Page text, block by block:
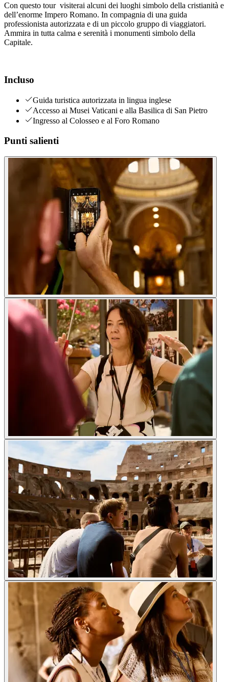
Con questo tour visiterai alcuni dei luoghi simbolo della cristianità e
dell’enorme Impero Romano. In compagnia di una guida
professionista autorizzata e di un piccolo gruppo di viaggiatori.
Ammira in tutta calma e serenità i monumenti simbolo della
Capitale.
Incluso
Guida turistica autorizzata in lingua inglese
Accesso ai Musei Vaticani e alla Basilica di San Pietro
Ingresso al Colosseo e al Foro Romano
Punti salienti